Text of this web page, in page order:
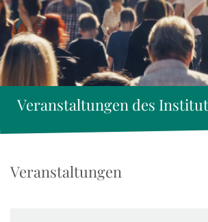
Veranstaltungen des
Veranstaltungen